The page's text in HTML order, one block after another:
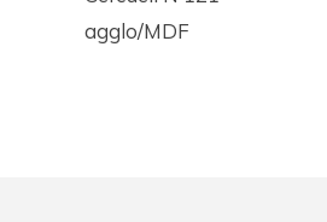
agglo/MDF